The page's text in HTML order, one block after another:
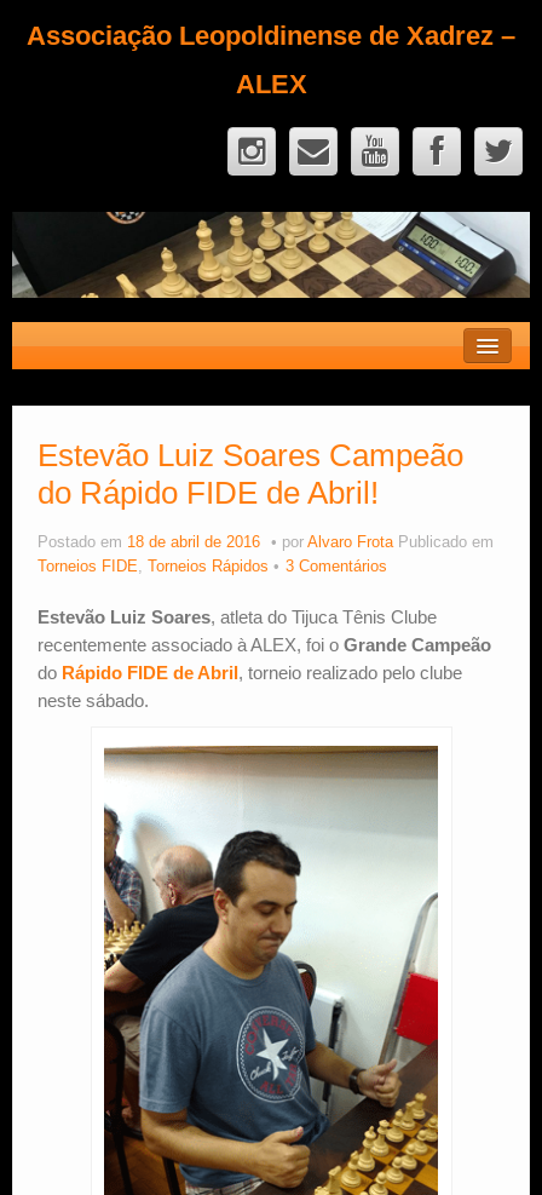
Associação Leopoldinense de Xadrez –
ALEX
Fique Sócio
Quem Somos?
Calendário
Estevão Luiz Soares Campeão
do Rápido FIDE de Abril!
Postado em 18 de abril de 2016 por Alvaro Frota Publicado em
Torneios FIDE, Torneios Rápidos 3 Comentários
Estevão Luiz Soares, atleta do Tijuca Tênis Clube
recentemente associado à ALEX, foi o Grande Campeão
do Rápido FIDE de Abril, torneio realizado pelo clube
neste sábado.